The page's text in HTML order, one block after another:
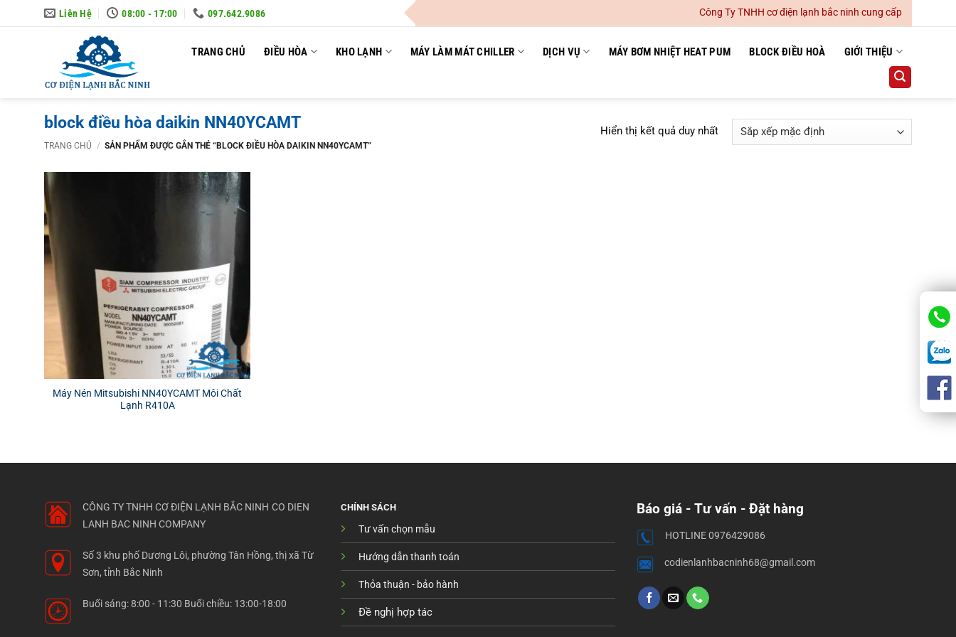
to
Liên Hệ 08:00 - 17:00 097.642.9086 Công Ty TNHH cơ điện lạnh bắc ninh cung cấp lắp đặt hệ
TRANG CHỦ ĐIỀU HÒA KHO LẠNH MÁY LÀM MÁT CHILLER DỊCH VỤ MÁY BƠM NHIỆT HEAT PUM BLOCK ĐIỀU HOÀ GIỚI THIỆU
block điều hòa daikin NN40YCAMT
TRANG CHỦ / SẢN PHẨM ĐƯỢC GẮN THẺ “BLOCK ĐIỀU HÒA DAIKIN NN40YCAMT”
Hiển thị kết quả duy nhất
Máy Nén Mitsubishi NN40YCAMT Môi Chất
Lạnh R410A
CÔNG TY TNHH CƠ ĐIỆN LẠNH BẮC NINH CO DIEN
LANH BAC NINH COMPANY
Số 3 khu phố Dương Lôi, phường Tân Hồng, thị xã Từ
Sơn, tỉnh Bắc Ninh
Buổi sáng: 8:00 - 11:30 Buổi chiều: 13:00-18:00
CHÍNH SÁCH
Tư vấn chọn mẫu
Hướng dẫn thanh toán
Thỏa thuận - bảo hành
Đề nghị hợp tác
Báo giá - Tư vấn - Đặt hàng
HOTLINE 0976429086
codienlanhbacninh68@gmail.com